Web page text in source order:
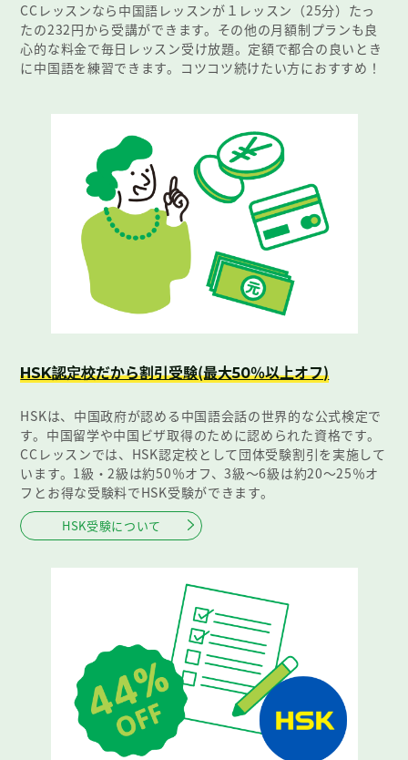
CCレッスンなら中国語レッスンが１レッスン（25分）たっ
たの232円から受講ができます。その他の月額制プランも良
心的な料金で毎日レッスン受け放題。定額で都合の良いとき
に中国語を練習できます。コツコツ続けたい方におすすめ！
HSK認定校だから割引受験(最大50％以上オフ)
HSKは、中国政府が認める中国語会話の世界的な公式検定で
す。中国留学や中国ビザ取得のために認められた資格です。
CCレッスンでは、HSK認定校として団体受験割引を実施して
います。1級・2級は約50％オフ、3級～6級は約20～25％オ
フとお得な受験料でHSK受験ができます。
HSK受験について